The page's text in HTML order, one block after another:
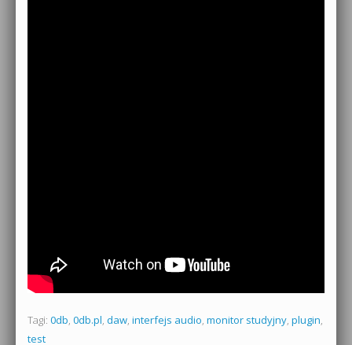
Tagi: 0db, 0db.pl, daw, interfejs audio, monitor studyjny, plugin,
test